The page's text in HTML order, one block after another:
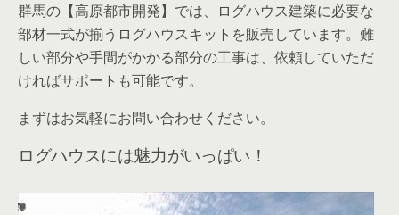
群馬の【高原都市開発】では、ログハウス建築に必要な
部材一式が揃うログハウスキットを販売しています。難
しい部分や手間がかかる部分の工事は、依頼していただ
ければサポートも可能です。
まずはお気軽にお問い合わせください。
ログハウスには魅力がいっぱい！